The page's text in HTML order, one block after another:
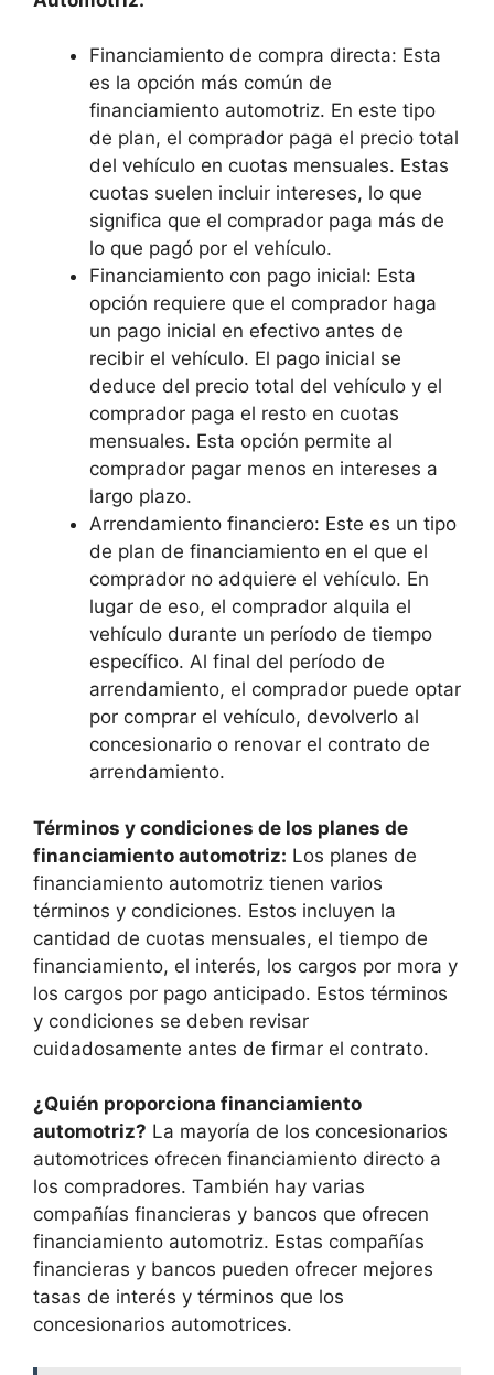
Financiamiento de compra directa: Esta
es la opción más común de
financiamiento automotriz. En este tipo
de plan, el comprador paga el precio total
del vehículo en cuotas mensuales. Estas
cuotas suelen incluir intereses, lo que
significa que el comprador paga más de
lo que pagó por el vehículo.
Financiamiento con pago inicial: Esta
opción requiere que el comprador haga
un pago inicial en efectivo antes de
recibir el vehículo. El pago inicial se
deduce del precio total del vehículo y el
comprador paga el resto en cuotas
mensuales. Esta opción permite al
comprador pagar menos en intereses a
largo plazo.
Arrendamiento financiero: Este es un tipo
de plan de financiamiento en el que el
comprador no adquiere el vehículo. En
lugar de eso, el comprador alquila el
vehículo durante un período de tiempo
específico. Al final del período de
arrendamiento, el comprador puede optar
por comprar el vehículo, devolverlo al
concesionario o renovar el contrato de
arrendamiento.
Términos y condiciones de los planes de
financiamiento automotriz: Los planes de
financiamiento automotriz tienen varios
términos y condiciones. Estos incluyen la
cantidad de cuotas mensuales, el tiempo de
financiamiento, el interés, los cargos por mora y
los cargos por pago anticipado. Estos términos
y condiciones se deben revisar
cuidadosamente antes de firmar el contrato.
¿Quién proporciona financiamiento
automotriz? La mayoría de los concesionarios
automotrices ofrecen financiamiento directo a
los compradores. También hay varias
compañías financieras y bancos que ofrecen
financiamiento automotriz. Estas compañías
financieras y bancos pueden ofrecer mejores
tasas de interés y términos que los
concesionarios automotrices.